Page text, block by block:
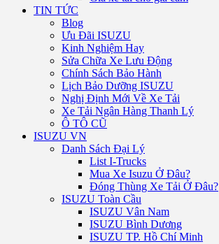
TIN TỨC
Blog
Ưu Đãi ISUZU
Kinh Nghiệm Hay
Sửa Chữa Xe Lưu Động
Chính Sách Bảo Hành
Lịch Bảo Dưỡng ISUZU
Nghị Định Mới Về Xe Tải
Xe Tải Ngân Hàng Thanh Lý
Ô TÔ CŨ
ISUZU VN
Danh Sách Đại Lý
List I-Trucks
Mua Xe Isuzu Ở Đâu?
Đóng Thùng Xe Tải Ở Đâu?
ISUZU Toàn Cầu
ISUZU Vân Nam
ISUZU Bình Dương
ISUZU TP. Hồ Chí Minh